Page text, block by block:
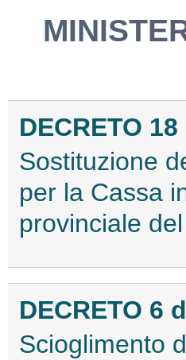
DECRETO
Sostituzione
per la Cassa
provinciale
DECRETO 6
Scioglimento